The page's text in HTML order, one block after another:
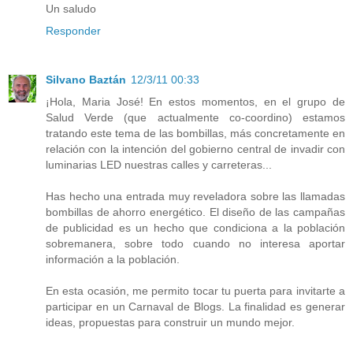
Un saludo
Responder
Silvano Baztán 12/3/11 00:33
¡Hola, Maria José! En estos momentos, en el grupo de
Salud Verde (que actualmente co-coordino) estamos
tratando este tema de las bombillas, más concretamente en
relación con la intención del gobierno central de invadir con
luminarias LED nuestras calles y carreteras...
Has hecho una entrada muy reveladora sobre las llamadas
bombillas de ahorro energético. El diseño de las campañas
de publicidad es un hecho que condiciona a la población
sobremanera, sobre todo cuando no interesa aportar
información a la población.
En esta ocasión, me permito tocar tu puerta para invitarte a
participar en un Carnaval de Blogs. La finalidad es generar
ideas, propuestas para construir un mundo mejor.